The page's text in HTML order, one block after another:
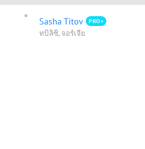
Sasha Titov PRO+
ทบิลิซิ, จอร์เจีย